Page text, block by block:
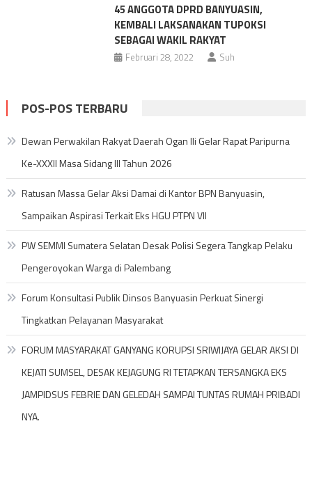
45 ANGGOTA DPRD BANYUASIN,
KEMBALI LAKSANAKAN TUPOKSI
SEBAGAI WAKIL RAKYAT
Februari 28, 2022 Suh
POS-POS TERBARU
Dewan Perwakilan Rakyat Daerah Ogan Ili Gelar Rapat Paripurna
Ke-XXXII Masa Sidang III Tahun 2026
Ratusan Massa Gelar Aksi Damai di Kantor BPN Banyuasin,
Sampaikan Aspirasi Terkait Eks HGU PTPN VII
PW SEMMI Sumatera Selatan Desak Polisi Segera Tangkap Pelaku
Pengeroyokan Warga di Palembang
Forum Konsultasi Publik Dinsos Banyuasin Perkuat Sinergi
Tingkatkan Pelayanan Masyarakat
FORUM MASYARAKAT GANYANG KORUPSI SRIWIJAYA GELAR AKSI DI
KEJATI SUMSEL, DESAK KEJAGUNG RI TETAPKAN TERSANGKA EKS
JAMPIDSUS FEBRIE DAN GELEDAH SAMPAI TUNTAS RUMAH PRIBADI
NYA.